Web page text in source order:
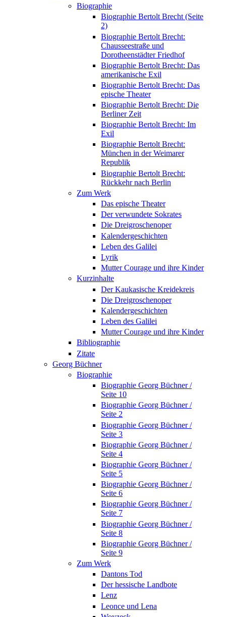
Biographie
Biographie Bertolt Brecht (Seite
2)
Biographie Bertolt Brecht:
Chausseestraße und
Dorotheenstädter Friedhof
Biographie Bertolt Brecht: Das
amerikanische Exil
Biographie Bertolt Brecht: Das
epische Theater
Biographie Bertolt Brecht: Die
Berliner Zeit
Biographie Bertolt Brecht: Im
Exil
Biographie Bertolt Brecht:
München in der Weimarer
Republik
Biographie Bertolt Brecht:
Rückkehr nach Berlin
Zum Werk
Das epische Theater
Der verwundete Sokrates
Die Dreigroschenoper
Kalendergeschichten
Leben des Galilei
Lyrik
Mutter Courage und ihre Kinder
Kurzinhalte
Der Kaukasische Kreidekreis
Die Dreigroschenoper
Kalendergeschichten
Leben des Galilei
Mutter Courage und ihre Kinder
Bibliographie
Zitate
Georg Büchner
Biographie
Biographie Georg Büchner /
Seite 10
Biographie Georg Büchner /
Seite 2
Biographie Georg Büchner /
Seite 3
Biographie Georg Büchner /
Seite 4
Biographie Georg Büchner /
Seite 5
Biographie Georg Büchner /
Seite 6
Biographie Georg Büchner /
Seite 7
Biographie Georg Büchner /
Seite 8
Biographie Georg Büchner /
Seite 9
Zum Werk
Dantons Tod
Der hessische Landbote
Lenz
Leonce und Lena